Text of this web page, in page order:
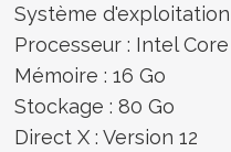
Système
Processeur : Intel
Mémoire : 16 Go
Stockage : 80 Go
Direct X : Version 12